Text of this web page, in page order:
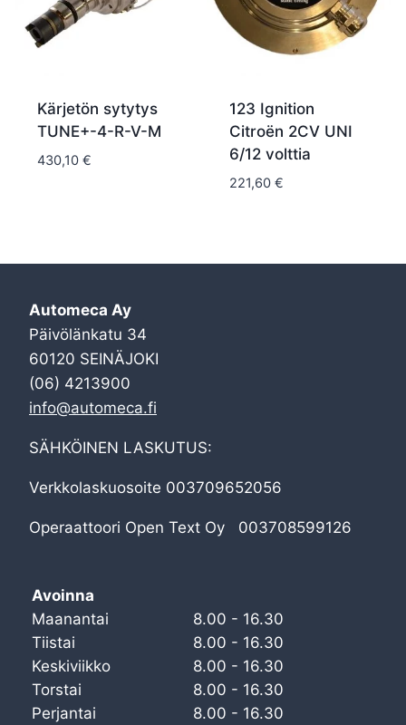
Kärjetön sytytys
TUNE+-4-R-V-M
430,10 €
123 Ignition
Citroën 2CV UNI
6/12 volttia
221,60 €
Automeca Ay
Päivölänkatu 34
60120 SEINÄJOKI
(06) 4213900
info@automeca.fi
SÄHKÖINEN LASKUTUS:
Verkkolaskuosoite 003709652056
Operaattoori Open Text Oy 003708599126
Avoinna
Maanantai
8.00 - 16.30
Tiistai
8.00 - 16.30
Keskiviikko
8.00 - 16.30
Torstai
8.00 - 16.30
Perjantai
8.00 - 16.30